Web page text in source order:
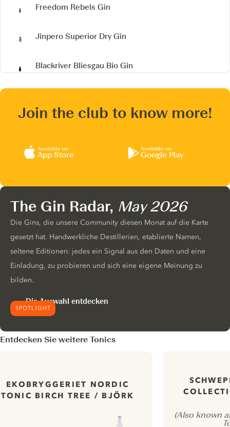
Freedom Rebels Gin
Jinpero Superior Dry Gin
Blackriver Bliesgau Bio Gin
Join the club to know more!
Available on
App Store
Available on
Google Play
SPOTLIGHT
The Gin Radar, May 2026
Die Gins, die unsere Community diesen Monat auf die Karte
gesetzt hat. Handwerkliche Destillerien, etablierte Namen,
seltene Editionen: jedes ein Signal aus den Daten und eine
Einladung, zu probieren und sich eine eigene Meinung zu
bilden.
Die Auswahl entdecken
Entdecken Sie weitere Tonics
EKOBRYGGERIET NORDIC
TONIC BIRCH TREE / BJÖRK
(Also known